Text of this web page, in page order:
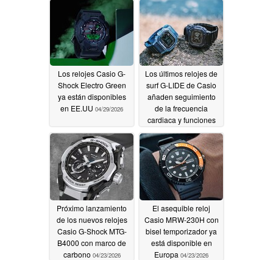
Los relojes Casio G-
Shock Electro Green
ya están disponibles
en EE.UU 04/29/2026
Los últimos relojes de
surf G-LIDE de Casio
añaden seguimiento
de la frecuencia
cardiaca y funciones
de fitness serias
04/24/2026
Próximo lanzamiento
de los nuevos relojes
Casio G-Shock MTG-
B4000 con marco de
carbono 04/23/2026
El asequible reloj
Casio MRW-230H con
bisel temporizador ya
está disponible en
Europa 04/23/2026